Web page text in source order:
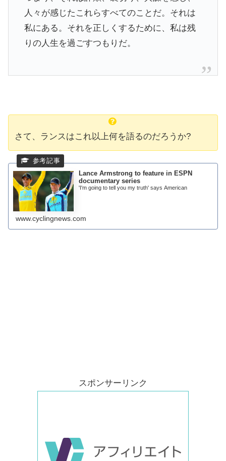
人々が感じたこれらすべてのことだ。それは
私にある。それを正しくするために、私は残
りの人生を過ごすつもりだ。
さて、ランスはこれ以上何を語るのだろうか?
Lance Armstrong to feature in ESPN
documentary series
'I'm going to tell you my truth' says American
www.cyclingnews.com
スポンサーリンク